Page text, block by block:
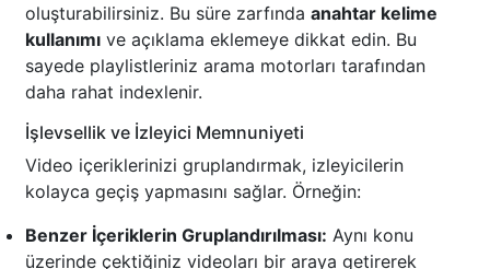
oluşturabilirsiniz. Bu süre zarfında anahtar kelime
kullanımı ve açıklama eklemeye dikkat edin. Bu
sayede playlistleriniz arama motorları tarafından
daha rahat indexlenir.
İşlevsellik ve İzleyici Memnuniyeti
Video içeriklerinizi gruplandırmak, izleyicilerin
kolayca geçiş yapmasını sağlar. Örneğin:
Benzer İçeriklerin Gruplandırılması: Aynı konu
üzerinde çektiğiniz videoları bir araya getirerek